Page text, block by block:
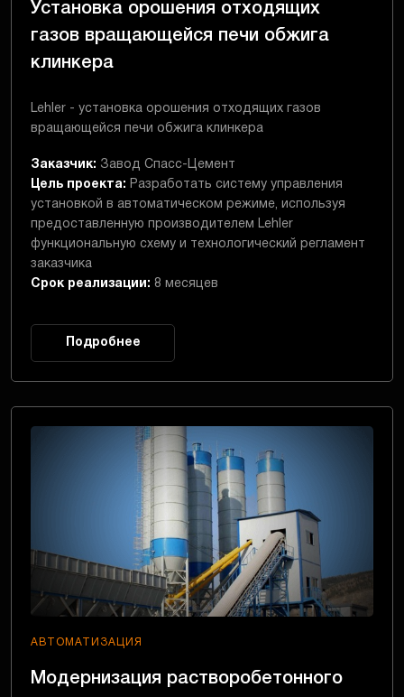
Установка орошения отходящих
газов вращающейся печи обжига
клинкера
Lehler - установка орошения отходящих газов
вращающейся печи обжига клинкера
Заказчик: Завод Спасс-Цемент
Цель проекта: Разработать систему управления
установкой в автоматическом режиме, используя
предоставленную производителем Lehler
функциональную схему и технологический регламент
заказчика
Срок реализации: 8 месяцев
Подробнее
АВТОМАТИЗАЦИЯ
Модернизация растворобетонного